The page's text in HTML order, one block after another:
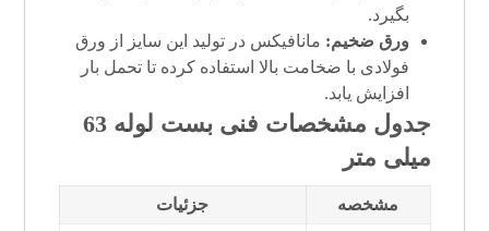
بگیرد.
ورق ضخیم: مانافیکس در تولید این سایز از ورق
فولادی با ضخامت بالا استفاده کرده تا تحمل بار
افزایش یابد.
جدول مشخصات فنی
بست لوله 63
میلی متر
مشخصه جزئیات